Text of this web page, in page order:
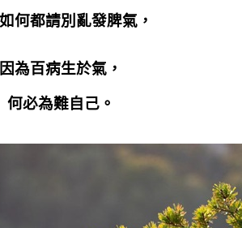
何都請別亂發脾氣，
因為百病生於氣，
何必為難自己。